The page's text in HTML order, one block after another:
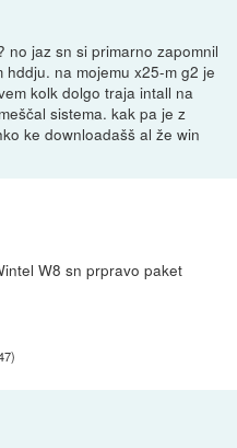
no jaz sn si primarno zapomnil
na mojemu x25-m g2 je
kolk dolgo traja intall na
sistema. kak pa je z
ke downloadašš al že win
W8 sn prpravo paket
)